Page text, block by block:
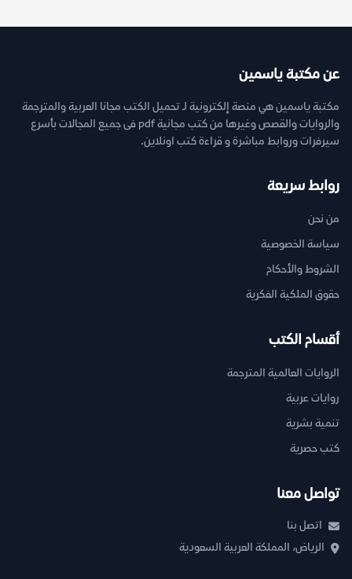
عن مكتبة ياسمين
مكتبة ياسمين هي منصة إلكترونية لـ تحميل الكتب مجانا العربية والمترجمة
والروايات والقصص وغيرها من كتب مجانية pdf فى جميع المجالات بأسرع
سيرفرات وروابط مباشرة و قراءة كتب اونلاين.
روابط سريعة
من نحن
سياسة الخصوصية
الشروط والأحكام
حقوق الملكية الفكرية
أقسام الكتب
الروايات العالمية المترجمة
روايات عربية
تنمية بشرية
كتب حصرية
تواصل معنا
اتصل بنا
الرياض، المملكة العربية السعودية